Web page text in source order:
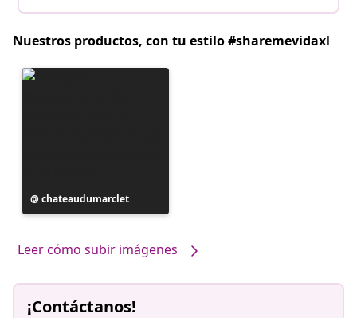
Nuestros productos, con tu estilo #sharemevidaxl
Publicación
realizada
chateaudumarclet
Leer cómo subir imágenes
¡Contáctanos!